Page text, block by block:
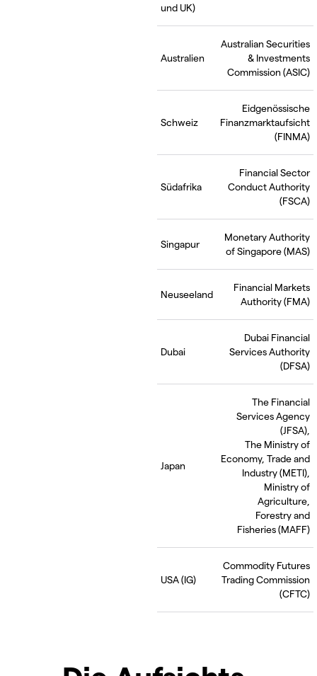
und UK)
Australien
Australian Securities
& Investments
Commission (ASIC)
Schweiz
Eidgenössische
Finanzmarktaufsicht
(FINMA)
Südafrika
Financial Sector
Conduct Authority
(FSCA)
Singapur
Monetary Authority
of Singapore (MAS)
Neuseeland
Financial Markets
Authority (FMA)
Dubai
Dubai Financial
Services Authority
(DFSA)
Japan
The Financial
Services Agency
(JFSA),
The Ministry of
Economy, Trade and
Industry (METI),
Ministry of
Agriculture,
Forestry and
Fisheries (MAFF)
USA (IG)
Commodity Futures
Trading Commission
(CFTC)